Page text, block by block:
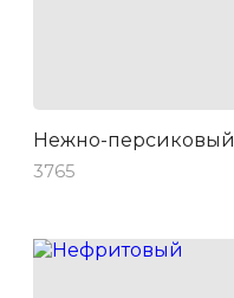
Нежно-персиковый
3765